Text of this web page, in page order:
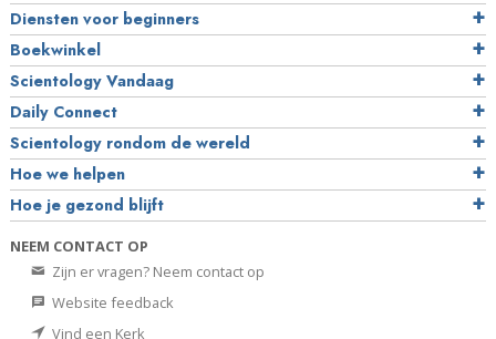
Diensten voor beginners
Boekwinkel
Scientology Vandaag
Daily Connect
Scientology rondom de wereld
Hoe we helpen
Hoe je gezond blijft
NEEM CONTACT OP
Zijn er vragen? Neem contact op
Website feedback
Vind een Kerk